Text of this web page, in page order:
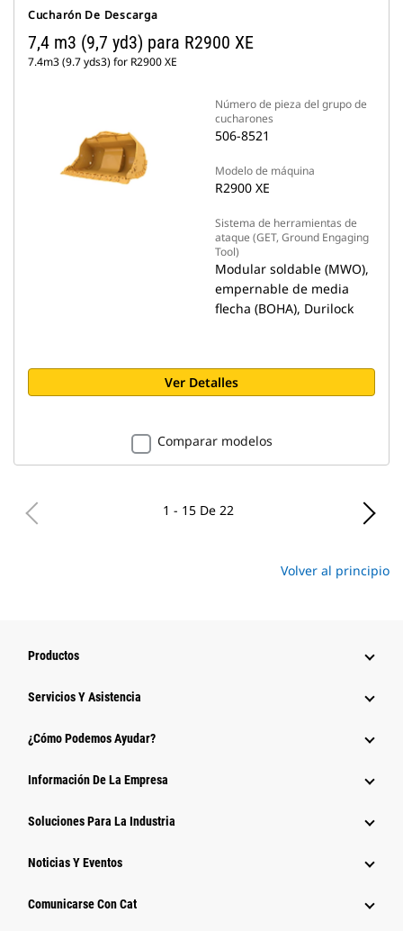
Cucharón De Descarga
7,4 m3 (9,7 yd3) para R2900 XE
7.4m3 (9.7 yds3) for R2900 XE
Número de pieza del grupo de
cucharones
506-8521
Modelo de máquina
R2900 XE
Sistema de herramientas de
ataque (GET, Ground Engaging
Tool)
Modular soldable (MWO),
empernable de media
flecha (BOHA), Durilock
Ver Detalles
Comparar modelos
1 - 15 De 22
Volver al principio
Productos
Servicios Y Asistencia
¿Cómo Podemos Ayudar?
Información De La Empresa
Soluciones Para La Industria
Noticias Y Eventos
Comunicarse Con Cat